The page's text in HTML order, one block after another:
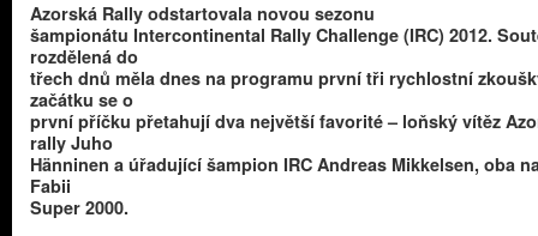
Azorská Rally odstartovala novou sezonu
šampionátu Intercontinental Rally Challenge (IRC) 2012.
rozdělená do
třech dnů měla dnes na programu první tři rychlostní
začátku se o
první příčku přetahují dva největší favorité – loňský vítěz
rally Juho
Hänninen a úřadující šampion IRC Andreas Mikkelsen, oba
Fabii
Super 2000.